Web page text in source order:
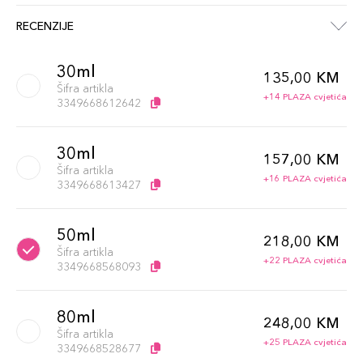
RECENZIJE
30ml
Šifra artikla
3349668612642
135,00 KM
+14 PLAZA cvjetića
30ml
Šifra artikla
3349668613427
157,00 KM
+16 PLAZA cvjetića
50ml
Šifra artikla
3349668568093
218,00 KM
+22 PLAZA cvjetića
80ml
Šifra artikla
3349668528677
248,00 KM
+25 PLAZA cvjetića